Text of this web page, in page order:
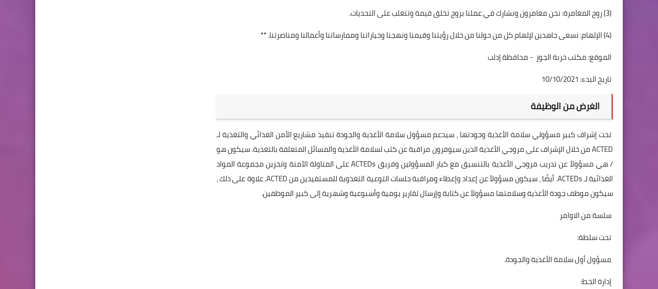
(3) روح المغامرة: نحن مغامرون ونشارك في عملنا بروح تخلق قيمة وتتغلب على التحديات.
(4) الإلهام: نسعى جاهدين لإلهام كل من حولنا من خلال رؤيتنا وقيمنا ونهجنا وخياراتنا وممارساتنا وأعمالنا ومناصرتنا. **
الموقع: مكتب خربة الجوز - محافظة إدلب
تاريخ البدء: 10/10/2021
الغرض من الوظيفة
تحت إشراف كبير مسؤولي سلامة الأغذية وجودتها ، سيدعم مسؤول سلامة الأغذية والجودة تنفيذ مشاريع الأمن الغذائي والتغذية لـ
ACTED من خلال الإشراف على مروجي الأغذية الذين سيوفرون مراقبة عن كثب لسلامة الأغذية والمسائل المتعلقة بالتغذية. سيكون هو
/ هي مسؤولاً عن تدريب مروجي الأغذية بالتنسيق مع كبار المسؤولين وفريق ACTEDs على المناولة الآمنة وتخزين مجموعة المواد
الغذائية لـ ACTEDs. أيضًا ، سيكون مسؤولاً عن إعداد وإعطاء ومراقبة جلسات التوعية التغذوية للمستفيدين من ACTED. علاوة على ذلك ،
سيكون موظف جودة الأغذية وسلامتها مسؤولاً عن كتابة وإرسال تقارير يومية وأسبوعية وشهرية إلى كبير الموظفين.
سلسة من الاوامر
تحت سلطة:
مسؤول أول سلامة الأغذية والجودة.
إدارة الخط: